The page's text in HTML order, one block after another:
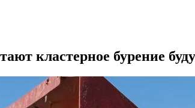
кластерное бурение